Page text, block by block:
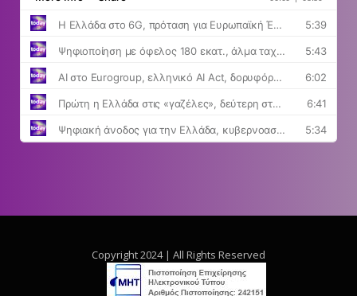
Copyright 2024 | All Rights Reserved